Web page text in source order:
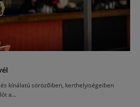
kínálatú sörözőiben, kerthelyiségeiben
a...